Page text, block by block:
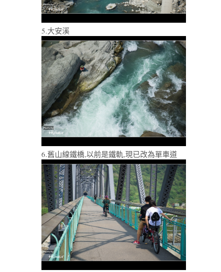
5.大安溪
6.舊山線鐵橋,以前是鐵軌,現已改為單車道